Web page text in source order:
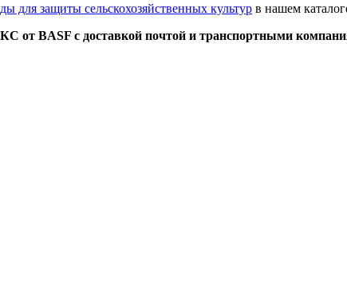
для защиты сельскохозяйственных культур в нашем
от BASF с доставкой почтой и транспортными